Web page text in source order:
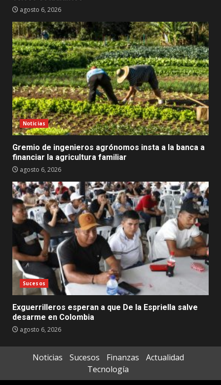
agosto 6, 2026
Noticias
Gremio de ingenieros agrónomos insta a la banca a
financiar la agricultura familiar
agosto 6, 2026
Sucesos
Exguerrilleros esperan a que De la Espriella salve
desarme en Colombia
agosto 6, 2026
Noticias Sucesos Finanzas
Actualidad
Tecnología